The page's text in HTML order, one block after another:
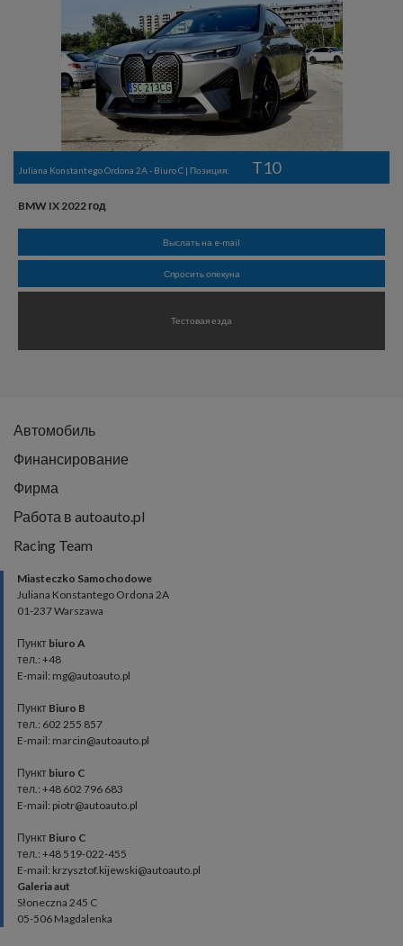
Juliana Konstantego Ordona 2A - Biuro C | Позиция: T10
BMW IX 2022 год
Выслать на e-mail
Спросить опекуна
Тестовая езда
Автомобиль
Финансирование
Фирма
Работа в autoauto.pl
Racing Team
Miasteczko Samochodowe
Juliana Konstantego Ordona 2A
01-237 Warszawa
Пункт biuro A
тел.: +48
E-mail: mg@autoauto.pl
Пункт Biuro B
тел.: 602 255 857
E-mail: marcin@autoauto.pl
Пункт biuro C
тел.: +48 602 796 683
E-mail: piotr@autoauto.pl
Пункт Biuro C
тел.: +48 519-022-455
E-mail: krzysztof.kijewski@autoauto.pl
Galeria aut
Słoneczna 245 C
05-506 Magdalenka